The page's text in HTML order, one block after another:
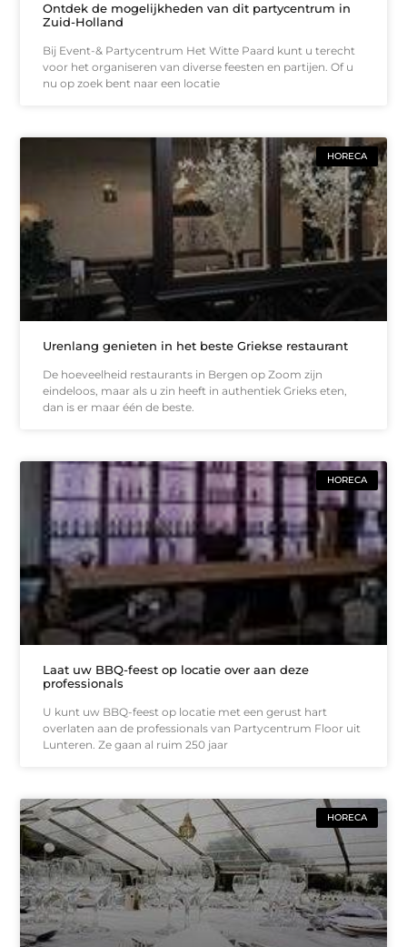
Ontdek de mogelijkheden van dit partycentrum in
Zuid-Holland
Bij Event-& Partycentrum Het Witte Paard kunt u terecht
voor het organiseren van diverse feesten en partijen. Of u
nu op zoek bent naar een locatie
HORECA
Urenlang genieten in het beste Griekse restaurant
De hoeveelheid restaurants in Bergen op Zoom zijn
eindeloos, maar als u zin heeft in authentiek Grieks eten,
dan is er maar één de beste.
HORECA
Laat uw BBQ-feest op locatie over aan deze
professionals
U kunt uw BBQ-feest op locatie met een gerust hart
overlaten aan de professionals van Partycentrum Floor uit
Lunteren. Ze gaan al ruim 250 jaar
HORECA